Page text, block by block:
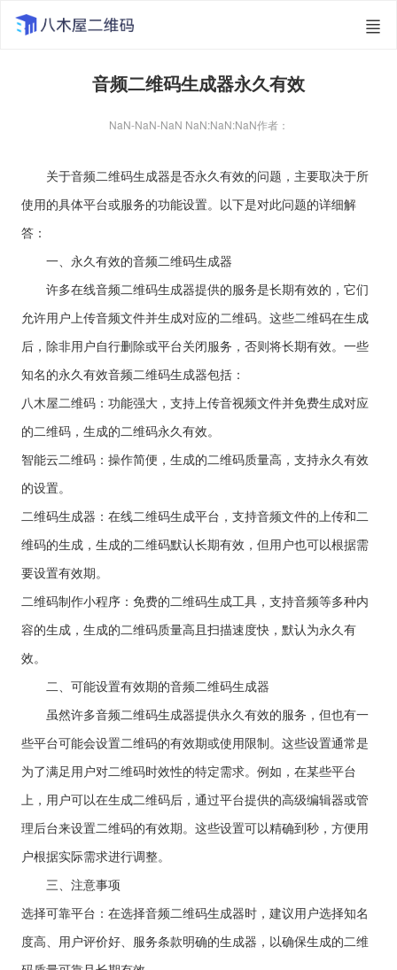
音频二维码生成器永久有效
NaN-NaN-NaN NaN:NaN:NaN作者：
关于音频二维码生成器是否永久有效的问题，主要取决于所
使用的具体平台或服务的功能设置。以下是对此问题的详细解
答：
一、永久有效的音频二维码生成器
许多在线音频二维码生成器提供的服务是长期有效的，它们
允许用户上传音频文件并生成对应的二维码。这些二维码在生成
后，除非用户自行删除或平台关闭服务，否则将长期有效。一些
知名的永久有效音频二维码生成器包括：
八木屋二维码：功能强大，支持上传音视频文件并免费生成对应
的二维码，生成的二维码永久有效。
智能云二维码：操作简便，生成的二维码质量高，支持永久有效
的设置。
二维码生成器：在线二维码生成平台，支持音频文件的上传和二
维码的生成，生成的二维码默认长期有效，但用户也可以根据需
要设置有效期。
二维码制作小程序：免费的二维码生成工具，支持音频等多种内
容的生成，生成的二维码质量高且扫描速度快，默认为永久有
效。
二、可能设置有效期的音频二维码生成器
虽然许多音频二维码生成器提供永久有效的服务，但也有一
些平台可能会设置二维码的有效期或使用限制。这些设置通常是
为了满足用户对二维码时效性的特定需求。例如，在某些平台
上，用户可以在生成二维码后，通过平台提供的高级编辑器或管
理后台来设置二维码的有效期。这些设置可以精确到秒，方便用
户根据实际需求进行调整。
三、注意事项
选择可靠平台：在选择音频二维码生成器时，建议用户选择知名
度高、用户评价好、服务条款明确的生成器，以确保生成的二维